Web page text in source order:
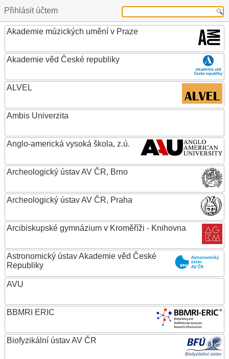
Přihlásit účtem
Akademie múzických umění v Praze
Akademie věd České republiky
ALVEL
Ambis Univerzita
Anglo-americká vysoká škola, z.ú.
Archeologický ústav AV ČR, Brno
Archeologický ústav AV ČR, Praha
Arcibiskupské gymnázium v Kroměříži - Knihovna
Astronomický ústav Akademie věd České
Republiky
AVU
BBMRI ERIC
Biofyzikální ústav AV ČR